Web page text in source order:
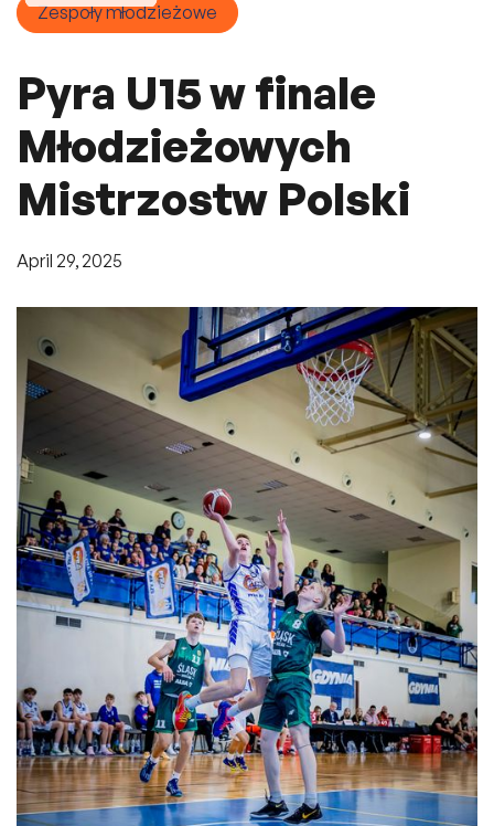
Zespoły młodzieżowe
Pyra U15 w finale
Młodzieżowych
Mistrzostw Polski
April 29, 2025